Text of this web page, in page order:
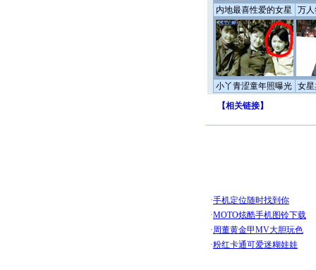
内地最喜性爱的女星 万
小丫青涩童年照曝光 女
【相关链接】